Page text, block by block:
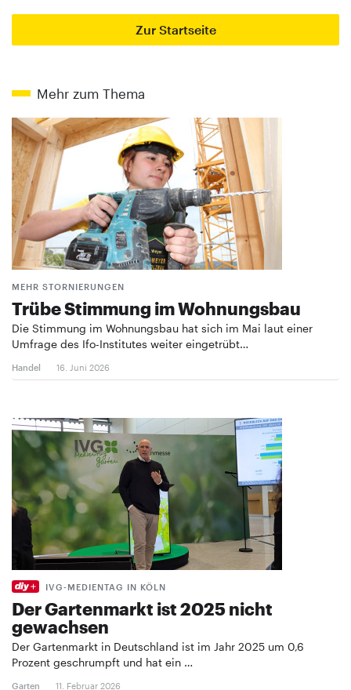
Zur Startseite
Mehr zum Thema
MEHR STORNIERUNGEN
Trübe Stimmung im Wohnungsbau
Die Stimmung im Wohnungsbau hat sich im Mai laut einer
Umfrage des Ifo-Institutes weiter eingetrübt…
Handel 16. Juni 2026
IVG-MEDIENTAG IN KÖLN
Der Gartenmarkt ist 2025 nicht
gewachsen
Der Gartenmarkt in Deutschland ist im Jahr 2025 um 0,6
Prozent geschrumpft und hat ein …
Garten 11. Februar 2026